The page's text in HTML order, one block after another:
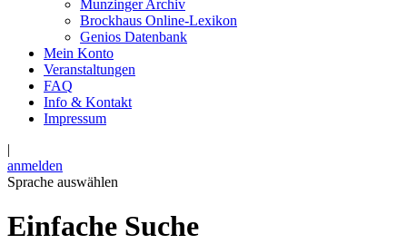
Munzinger Archiv
Brockhaus Online-Lexikon
Genios Datenbank
Mein Konto
Veranstaltungen
FAQ
Info & Kontakt
Impressum
|
anmelden
Sprache auswählen
Einfache Suche